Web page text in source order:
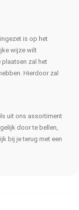
is op het
wijze wilt
plaatsen zal het
Hierdoor zal
uit ons assortiment
door te bellen,
bij je terug met een